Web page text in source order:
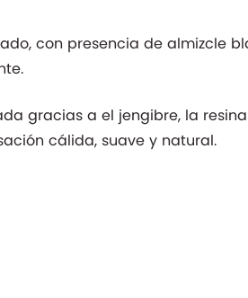
con presencia de almizcle
gracias a el jengibre, la
cálida, suave y natural.